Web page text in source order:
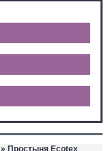
» Простыня Ecotex